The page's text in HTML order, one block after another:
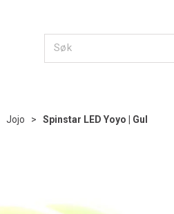
Jojo > Spinstar LED Yoyo | Gul